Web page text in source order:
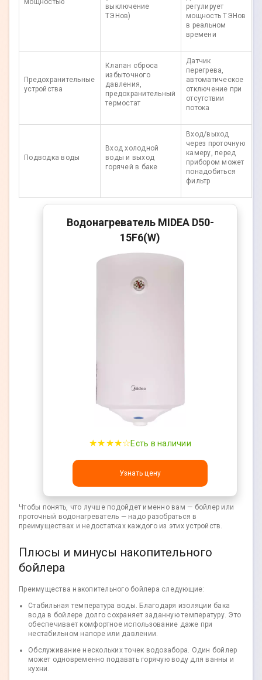
мощностью
выключение
ТЭНов)
регулирует
мощность ТЭНов
в реальном
времени
Предохранительные
устройства
Клапан сброса
избыточного
давления,
предохранительный
термостат
Датчик
перегрева,
автоматическое
отключение при
отсутствии
потока
Подводка воды
Вход холодной
воды и выход
горячей в баке
Вход/выход
через проточную
камеру, перед
прибором может
понадобиться
фильтр
Водонагреватель MIDEA D50-
15F6(W)
★★★★☆Есть в наличии
Узнать цену
Чтобы понять, что лучше подойдет именно вам — бойлер или
проточный водонагреватель — надо разобраться в
преимуществах и недостатках каждого из этих устройств.
Плюсы и минусы накопительного
бойлера
Преимущества накопительного бойлера следующие:
Стабильная температура воды. Благодаря изоляции бака
вода в бойлере долго сохраняет заданную температуру. Это
обеспечивает комфортное использование даже при
нестабильном напоре или давлении.
Обслуживание нескольких точек водозабора. Один бойлер
может одновременно подавать горячую воду для ванны и
кухни.